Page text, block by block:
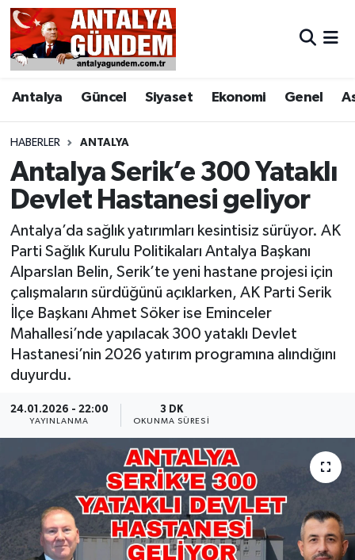
Antalya Güncel Siyaset Ekonomi Genel
HABERLER ANTALYA
Antalya Serik’e 300 Yataklı
Devlet Hastanesi geliyor
Antalya’da sağlık yatırımları kesintisiz sürüyor. AK
Parti Sağlık Kurulu Politikaları Antalya Başkanı
Alparslan Belin, Serik’te yeni hastane projesi için
çalışmaların sürdüğünü açıklarken, AK Parti Serik
İlçe Başkanı Ahmet Söker ise Eminceler
Mahallesi’nde yapılacak 300 yataklı Devlet
Hastanesi’nin 2026 yatırım programına alındığını
duyurdu.
24.01.2026 - 22:00
YAYINLANMA
3 DK
OKUNMA SÜRESI
Antalya
Asayiş
Bilim & Teknoloji
Bölge
EĞİTİM
Ekonomi
Görüntülü Haber
Güncel
Kültür & Sanat
Resmi İlan
Sağlık & Yaşam
Antalya Nöbetçi Eczaneler
Antalya Hava Durumu
Antalya Namaz Vakitleri
Antalya Trafik Yoğunluk Haritası
Süper Lig Puan Durumu ve Fikstür
Tüm Manşetler
Son Dakika Haberleri
Haber Arşivi